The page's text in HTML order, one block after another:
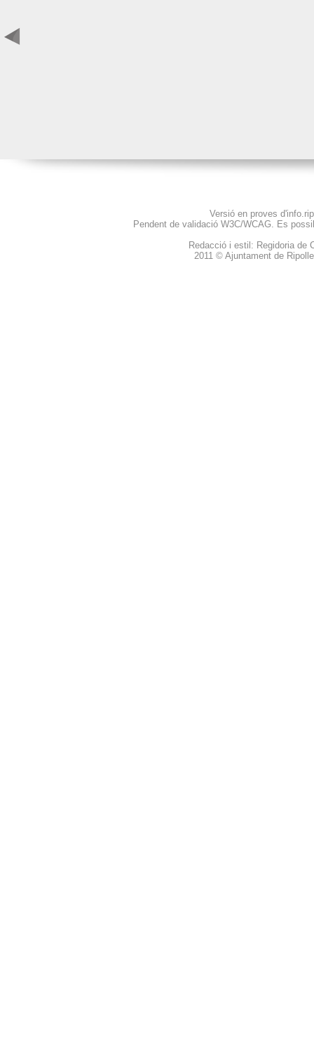
Versió en proves
Pendent de validació W3C/WCAG. Es
Redacció i estil: Regidoria
2011 © Ajuntament de